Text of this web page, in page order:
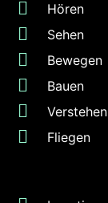
Hören
Sehen
Bewegen
Bauen
Verstehen
Fliegen